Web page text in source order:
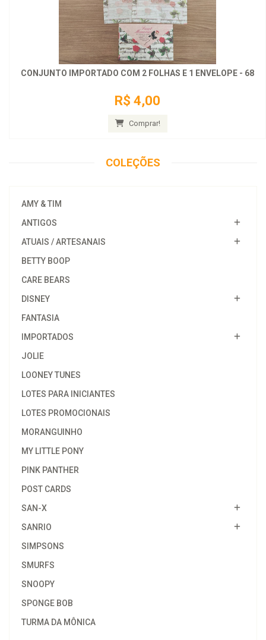
CONJUNTO IMPORTADO COM 2 FOLHAS E 1 ENVELOPE - 68
R$ 4,00
Comprar!
COLEÇÕES
AMY & TIM
ANTIGOS
ATUAIS / ARTESANAIS
BETTY BOOP
CARE BEARS
DISNEY
FANTASIA
IMPORTADOS
JOLIE
LOONEY TUNES
LOTES PARA INICIANTES
LOTES PROMOCIONAIS
MORANGUINHO
MY LITTLE PONY
PINK PANTHER
POST CARDS
SAN-X
SANRIO
SIMPSONS
SMURFS
SNOOPY
SPONGE BOB
TURMA DA MÔNICA